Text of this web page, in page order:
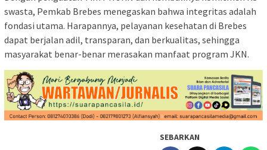
swasta, Pemkab Brebes menegaskan bahwa integritas adalah
fondasi utama. Harapannya, pelayanan kesehatan di Brebes
dapat berjalan adil, transparan, dan berkualitas, sehingga
masyarakat benar-benar merasakan manfaat program JKN.
SEBARKAN